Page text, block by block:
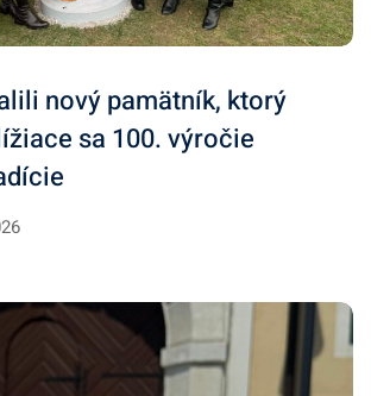
nový pamätník, ktorý
sa 100. výročie